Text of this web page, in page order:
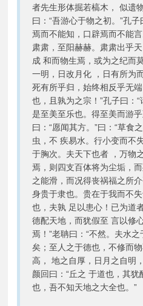
者先生形体掘若槁木， 似遗
曰：“吾游心于物之初。”孔子
焉而不能知，口辟焉而不能
肃肃，至阳赫赫。肃肃出乎
成 和而物生焉，或为之纪而
一明，日改月化 ，日有所为
死有所乎归，始终相反乎无
也，且孰为之宗！”孔子曰：
是至美至乐也。得至美而游
曰：“愿闻其方。”曰：“草食
虫，不 疾易水。行小变而不
于胸次。夫天下也者 ，万物
焉，则四支百体将为尘垢，
之能滑，而况得丧祸福之所
身贵于隶也。贵在于我而不
也，夫孰 足以患心！已为道
德配天地，而犹假至 言以修
焉！”老聃曰：“不然。夫水
矣；至人之于德也，不修而
高， 地之自厚，日月之自明
颜回曰：“丘之 于道也，其
也，吾不知天地之大全也。”